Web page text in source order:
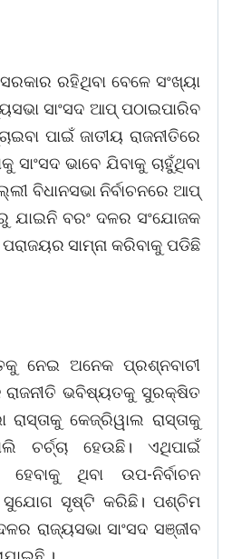
ରହିଥିବା ବେଳେ ସଂଖ୍ୟା
ସାଂସଦ ଆପ୍ ପଠାଇପାରିବ
ପାଇଁ ଜାତୀୟ ରାଜନୀତିରେ
ସାଂସଦ ଭାବେ ଯିବାକୁ ଚାହୁଁଥିବା
ବିଧାନସଭା ନିର୍ବାଚନରେ ଆପ୍
ଯାଇନି ବରଂ ଦଳର ସଂଯୋଜକ
ସାମ୍ନା କରିବାକୁ ପଡିଛି
ନେଇ ଅନେକ ପ୍ରଶ୍ନବାଚୀ
ରାଜନୀତି ଭବିଷ୍ୟତକୁ ସୁରକ୍ଷିତ
ରାସ୍ତାକୁ କେଜ୍ରିୱାଲ ରାସ୍ତାକୁ
ଚର୍ଚ୍ଚା ହେଉଛି। ଏଥିପାଇଁ
ଥିବା ଉପ-ନିର୍ବାଚନ
ସୁଯୋଗ ସୃଷ୍ଟି କରିଛି। ପଶ୍ଚିମ
ରାଜ୍ୟସଭା ସାଂସଦ ସଞ୍ଜୀବ